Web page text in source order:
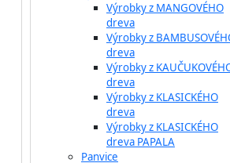
Výrobky z MANGOVÉHO
dreva
Výrobky z
dreva
Výrobky z
dreva
Výrobky z KLASICKÉHO
dreva
Výrobky z KLASICKÉHO
dreva PAPALA
Panvice